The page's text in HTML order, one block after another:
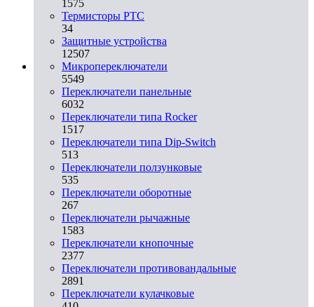
1575
Термисторы PTC
34
Защитные устройства
12507
Микропереключатели
5549
Переключатели панельные
6032
Переключатели типа Rocker
1517
Переключатели типа Dip-Switch
513
Переключатели ползунковые
535
Переключатели оборотные
267
Переключатели рычажные
1583
Переключатели кнопочные
2377
Переключатели противовандальные
2891
Переключатели кулачковые